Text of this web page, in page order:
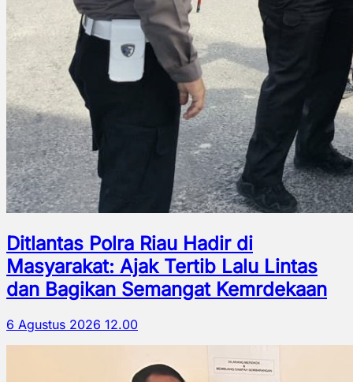
Ditlantas Polra Riau Hadir di
Masyarakat: Ajak Tertib Lalu Lintas
dan Bagikan Semangat Kemrdekaan
6 Agustus 2026 12.00